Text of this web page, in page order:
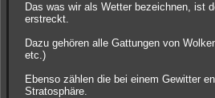
Das was wir als Wetter bezeichnen, ist
erstreckt.
Dazu gehören alle Gattungen von
etc.)
Ebenso zählen die bei einem Gewitter
Stratosphäre.